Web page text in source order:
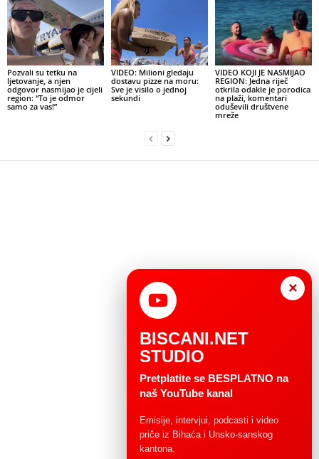
Pozvali su tetku na
ljetovanje, a njen
odgovor nasmijao je cijeli
region: “To je odmor
samo za vas!”
VIDEO: Milioni gledaju
dostavu pizze na moru:
Sve je visilo o jednoj
sekundi
VIDEO KOJI JE NASMIJAO
REGION: Jedna riječ
otkrila odakle je porodica
na plaži, komentari
oduševili društvene
mreže
×
BISCANI.NET
STUDIO
Pretplatite se BESPLATNO na
naš YouTube kanal
Emisije, intervjui, podcasti i video
priče iz Bihaća i Unsko-sanskog
kantona.